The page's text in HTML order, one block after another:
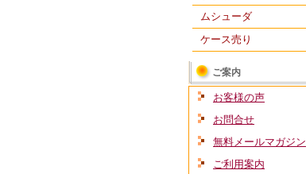
ムシューダ
ケース売り
ご案内
お客様の声
お問合せ
無料メールマガジン
ご利用案内